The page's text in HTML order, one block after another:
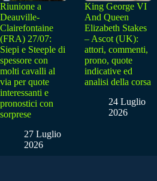
Riunione a
Deauville-
Clairefontaine
(FRA) 27/07:
Siepi e Steeple di
spessore con
molti cavalli al
via per quote
interessanti e
pronostici con
sorprese
27 Luglio
2026
King George VI
And Queen
Elizabeth Stakes
– Ascot (UK):
attori, commenti,
prono, quote
indicative ed
analisi della corsa
24 Luglio
2026